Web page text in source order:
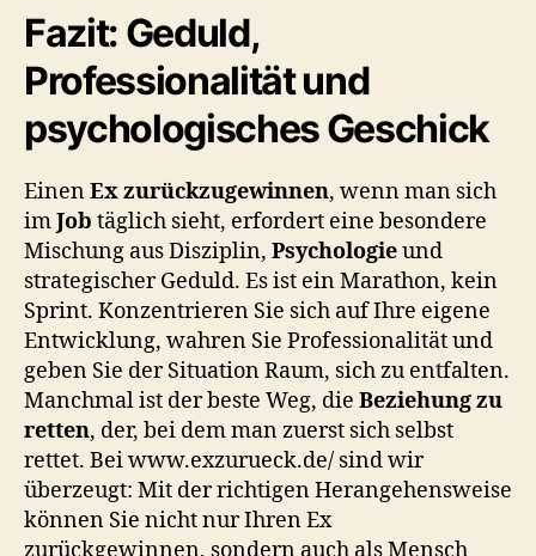
Fazit: Geduld,
Professionalität und
psychologisches Geschick
EinenEx zurückzugewinnen, wenn man sich
imJob täglich sieht, erfordert eine besondere
Mischung aus Disziplin, Psychologieund
strategischer Geduld. Es ist ein Marathon, kein
Sprint. Konzentrieren Sie sich auf Ihre eigene
Entwicklung, wahren Sie Professionalität und
geben Sie der Situation Raum, sich zu entfalten.
Manchmal ist der beste Weg, die Beziehung zu
retten, der, bei dem man zuerst sich selbst
rettet. Bei www.exzurueck.de/ sind wir
überzeugt: Mit der richtigen Herangehensweise
können Sie nicht nur Ihren Ex